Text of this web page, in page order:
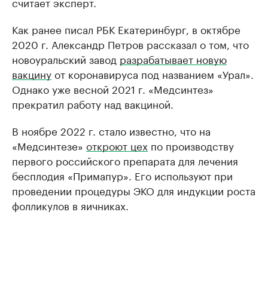
Как ранее писал РБК Екатеринбург, в октябре
2020 г. Александр Петров рассказал о том, что
новоуральский завод разрабатывает новую
вакцинуот коронавируса под названием «Урал».
Однако уже весной 2021 г. «Медсинтез»
прекратил работу над вакциной.
В ноябре 2022 г. стало известно, что на
«Медсинтезе» откроют цех по производству
первого российского препарата для лечения
бесплодия «Примапур». Его используют при
проведении процедуры ЭКО для индукции роста
фолликулов в яичниках.